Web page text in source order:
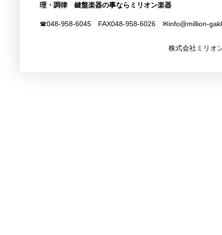
理・調律 鍵盤楽器の事ならミリオン楽器
☎048-958-6045 FAX048-958-6026 ✉info@million-
株式会社ミリオ